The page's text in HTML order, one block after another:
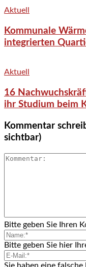
Aktuell
Kommunale
integrierten
Aktuell
16
ihr Studium beim
Kommentar
sichtbar)
Bitte geben Sie Ihren
Bitte geben Sie hier
Sie haben eine